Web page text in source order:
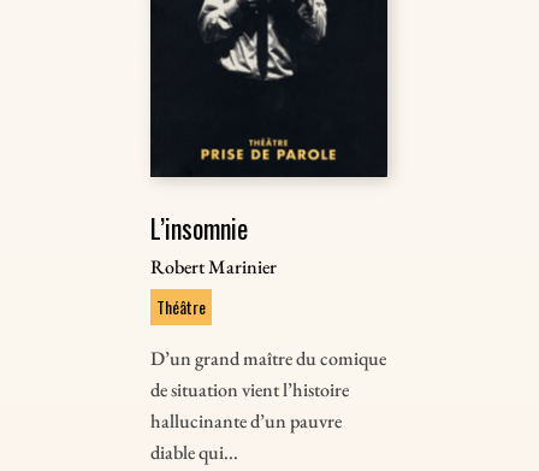
L’insomnie
Robert Marinier
Théâtre
D’un grand maître du comique
de situation vient l’histoire
hallucinante d’un pauvre
diable qui...